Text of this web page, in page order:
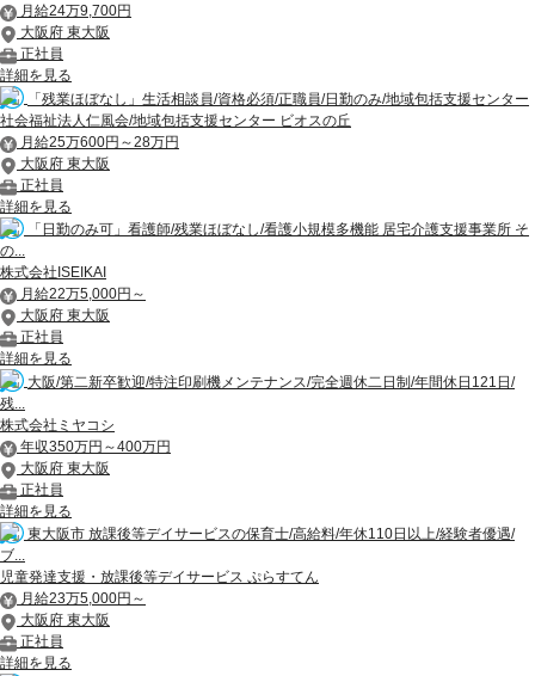
月給24万9,700円
大阪府 東大阪
正社員
詳細を見る
「残業ほぼなし」生活相談員/資格必須/正職員/日勤のみ/地域包括支援センター
社会福祉法人仁風会/地域包括支援センター ビオスの丘
月給25万600円～28万円
大阪府 東大阪
正社員
詳細を見る
「日勤のみ可」看護師/残業ほぼなし/看護小規模多機能 居宅介護支援事業所 そ
の...
株式会社ISEIKAI
月給22万5,000円～
大阪府 東大阪
正社員
詳細を見る
大阪/第二新卒歓迎/特注印刷機メンテナンス/完全週休二日制/年間休日121日/
残...
株式会社ミヤコシ
年収350万円～400万円
大阪府 東大阪
正社員
詳細を見る
東大阪市 放課後等デイサービスの保育士/高給料/年休110日以上/経験者優遇/
ブ...
児童発達支援・放課後等デイサービス ぷらすてん
月給23万5,000円～
大阪府 東大阪
正社員
詳細を見る